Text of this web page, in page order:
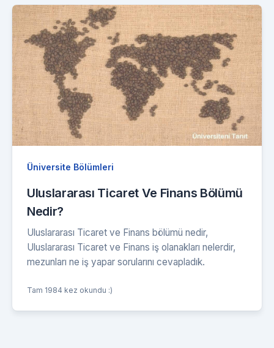
Üniversite Bölümleri
Uluslararası Ticaret Ve Finans Bölümü
Nedir?
Uluslararası Ticaret ve Finans bölümü nedir,
Uluslararası Ticaret ve Finans iş olanakları nelerdir,
mezunları ne iş yapar sorularını cevapladık.
Tam 1984 kez okundu :)